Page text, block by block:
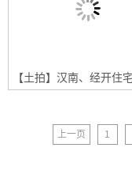
上一页 1